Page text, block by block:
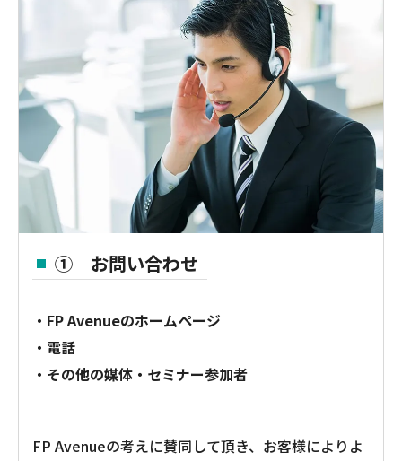
① お問い合わせ
・FP Avenueのホームページ
・電話
・その他の媒体・セミナー参加者
FP Avenueの考えに賛同して頂き、お客様によりよ